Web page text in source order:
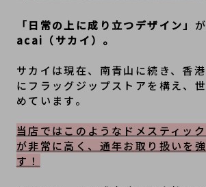
「日常の上に成り立つデザイン」
acai（サカイ）。
サカイは現在、南青山に続き、香
にフラッグジップストアを構え、
めています。
当店ではこのようなドメスティッ
が非常に高く、通年お取り扱いを
す！